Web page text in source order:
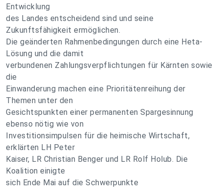
Entwicklung
des Landes entscheidend sind und seine
Zukunftsfähigkeit ermöglichen.
Die geänderten Rahmenbedingungen durch eine Heta-
Lösung und die damit
verbundenen Zahlungsverpflichtungen für Kärnten sowie
die
Einwanderung machen eine Prioritätenreihung der
Themen unter den
Gesichtspunkten einer permanenten Spargesinnung
ebenso nötig wie von
Investitionsimpulsen für die heimische Wirtschaft,
erklärten LH Peter
Kaiser, LR Christian Benger und LR Rolf Holub. Die
Koalition einigte
sich Ende Mai auf die Schwerpunkte